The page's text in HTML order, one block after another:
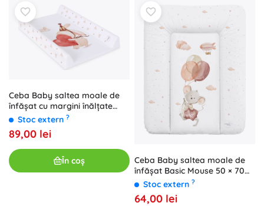
Ceba Baby saltea moale de
înfășat cu margini înălțate
Basic Clever Otter 50 × 70 cm
Stoc extern ?
89,00 lei
În coș
Ceba Baby saltea moale de
înfășat Basic Mouse 50 × 70
cmStoc extern ?
64,00 lei